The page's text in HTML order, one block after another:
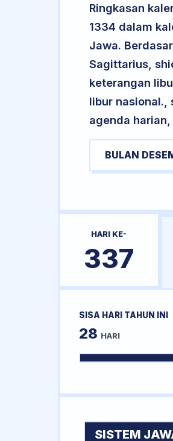
Ringkasan
1334 dalam
Jawa.
Sagittarius,
keterangan
libur
agenda
BULAN
HARI KE-
337
SISA HARI TAHUN INI
28 HARI
SISTEM